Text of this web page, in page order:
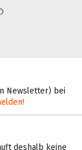
Link
Newsletter) bei
deshalb keine